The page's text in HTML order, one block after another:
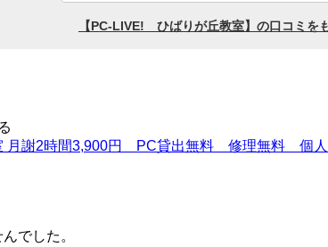
月謝2時間3,900円 PC貸出無料 修理無料 個
でした。